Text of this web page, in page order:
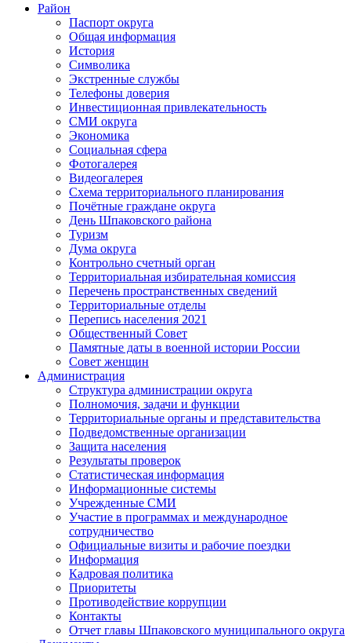
Район
Паспорт округа
Общая информация
История
Символика
Экстренные службы
Телефоны доверия
Инвестиционная привлекательность
СМИ округа
Экономика
Социальная сфера
Фотогалерея
Видеогалерея
Схема территориального планирования
Почётные граждане округа
День Шпаковского района
Туризм
Дума округа
Контрольно счетный орган
Территориальная избирательная комиссия
Перечень пространственных сведений
Территориальные отделы
Перепись населения 2021
Общественный Совет
Памятные даты в военной истории России
Совет женщин
Администрация
Структура администрации округа
Полномочия, задачи и функции
Территориальные органы и представительства
Подведомственные организации
Защита населения
Результаты проверок
Статистическая информация
Информационные системы
Учрежденные СМИ
Участие в программах и международное
сотрудничество
Официальные визиты и рабочие поездки
Информация
Кадровая политика
Приоритеты
Противодействие коррупции
Контакты
Отчет главы Шпаковского муниципального округа